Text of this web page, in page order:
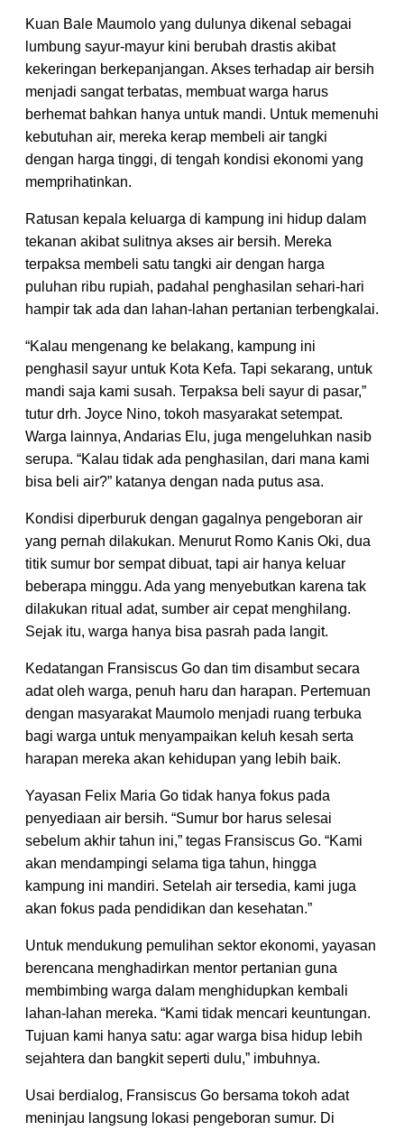
Kuan Bale Maumolo yang dulunya dikenal sebagai
lumbung sayur-mayur kini berubah drastis akibat
kekeringan berkepanjangan. Akses terhadap air bersih
menjadi sangat terbatas, membuat warga harus
berhemat bahkan hanya untuk mandi. Untuk memenuhi
kebutuhan air, mereka kerap membeli air tangki
dengan harga tinggi, di tengah kondisi ekonomi yang
memprihatinkan.
Ratusan kepala keluarga di kampung ini hidup dalam
tekanan akibat sulitnya akses air bersih. Mereka
terpaksa membeli satu tangki air dengan harga
puluhan ribu rupiah, padahal penghasilan sehari-hari
hampir tak ada dan lahan-lahan pertanian terbengkalai.
“Kalau mengenang ke belakang, kampung ini
penghasil sayur untuk Kota Kefa. Tapi sekarang, untuk
mandi saja kami susah. Terpaksa beli sayur di pasar,”
tutur drh. Joyce Nino, tokoh masyarakat setempat.
Warga lainnya, Andarias Elu, juga mengeluhkan nasib
serupa. “Kalau tidak ada penghasilan, dari mana kami
bisa beli air?” katanya dengan nada putus asa.
Kondisi diperburuk dengan gagalnya pengeboran air
yang pernah dilakukan. Menurut Romo Kanis Oki, dua
titik sumur bor sempat dibuat, tapi air hanya keluar
beberapa minggu. Ada yang menyebutkan karena tak
dilakukan ritual adat, sumber air cepat menghilang.
Sejak itu, warga hanya bisa pasrah pada langit.
Kedatangan Fransiscus Go dan tim disambut secara
adat oleh warga, penuh haru dan harapan. Pertemuan
dengan masyarakat Maumolo menjadi ruang terbuka
bagi warga untuk menyampaikan keluh kesah serta
harapan mereka akan kehidupan yang lebih baik.
Yayasan Felix Maria Go tidak hanya fokus pada
penyediaan air bersih. “Sumur bor harus selesai
sebelum akhir tahun ini,” tegas Fransiscus Go. “Kami
akan mendampingi selama tiga tahun, hingga
kampung ini mandiri. Setelah air tersedia, kami juga
akan fokus pada pendidikan dan kesehatan.”
Untuk mendukung pemulihan sektor ekonomi, yayasan
berencana menghadirkan mentor pertanian guna
membimbing warga dalam menghidupkan kembali
lahan-lahan mereka. “Kami tidak mencari keuntungan.
Tujuan kami hanya satu: agar warga bisa hidup lebih
sejahtera dan bangkit seperti dulu,” imbuhnya.
Usai berdialog, Fransiscus Go bersama tokoh adat
meninjau langsung lokasi pengeboran sumur. Di